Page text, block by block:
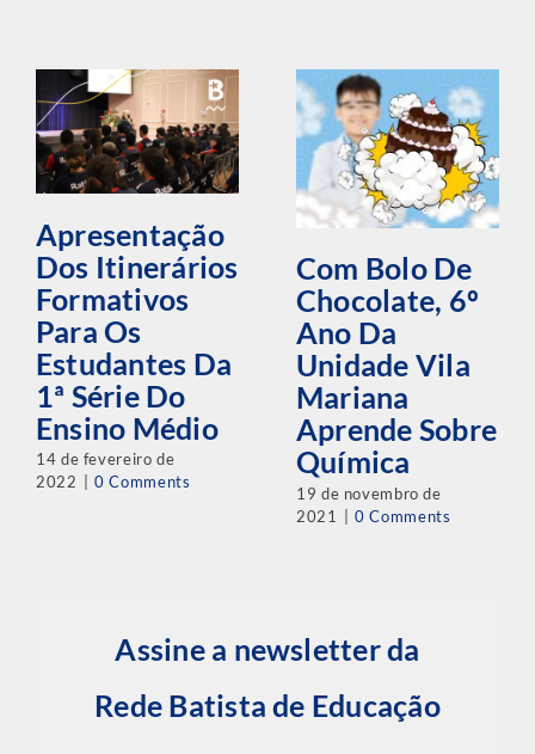
Apresentação
Dos Itinerários
Formativos
Para Os
Estudantes Da
1ª Série Do
Ensino Médio
14 de fevereiro de
2022
0 Comments
Com Bolo De
Chocolate, 6º
Ano Da
Unidade Vila
Mariana
Aprende Sobre
Química
19 de novembro de
2021
0 Comments
Assine a newsletter da
Rede Batista de Educação